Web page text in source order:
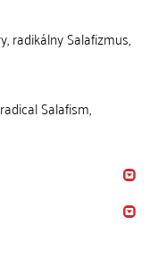
radikálny Salafizmus,
Salafism,